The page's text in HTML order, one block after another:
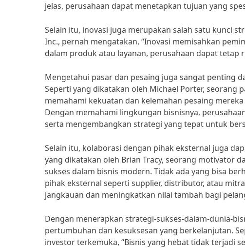
jelas, perusahaan dapat menetapkan tujuan yang
Selain itu, inovasi juga merupakan salah satu kunci
Inc., pernah mengatakan, “Inovasi memisahkan
dalam produk atau layanan, perusahaan dapat tetap
Mengetahui pasar dan pesaing juga sangat penting
Seperti yang dikatakan oleh Michael Porter, seorang
memahami kekuatan dan kelemahan pesaing
Dengan memahami lingkungan bisnisnya,
serta mengembangkan strategi yang tepat untuk
Selain itu, kolaborasi dengan pihak eksternal juga
yang dikatakan oleh Brian Tracy, seorang motivator
sukses dalam bisnis modern. Tidak ada yang bisa
pihak eksternal seperti supplier, distributor, atau
jangkauan dan meningkatkan nilai tambah bagi
Dengan menerapkan strategi-sukses-dalam-dunia-
pertumbuhan dan kesuksesan yang berkelanjutan.
investor terkemuka, “Bisnis yang hebat tidak terjadi